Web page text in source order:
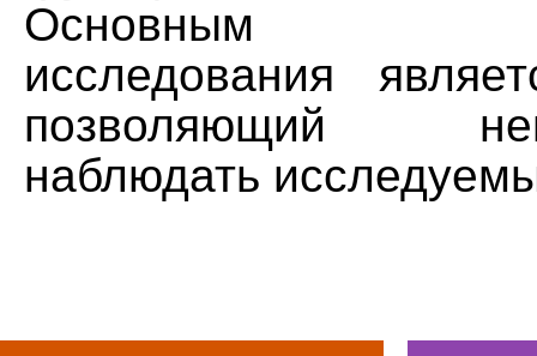
Основным
исследования
позволяющий
наблюдать